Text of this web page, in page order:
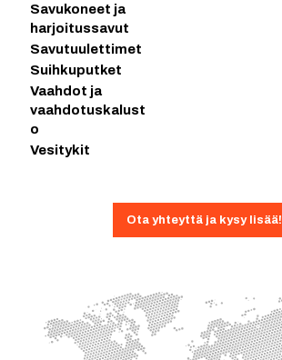
Savukoneet ja
harjoitussavut
Savutuulettimet
Suihkuputket
Vaahdot ja
vaahdotuskalust
o
Vesitykit
Ota yhteyttä ja kysy lisää!